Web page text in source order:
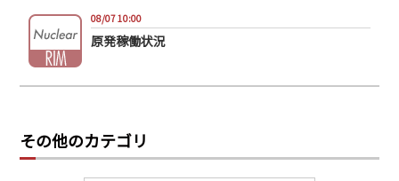
08/07 10:00
原発稼働状況
その他のカテゴリ